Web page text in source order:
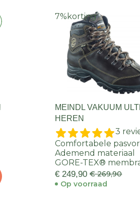
7% korting
MEINDL VAKUUM
HEREN
3
Comfortabele
Ademend materiaal
GORE-TEX®
€ 249,90 € 269,90
Op voorraad